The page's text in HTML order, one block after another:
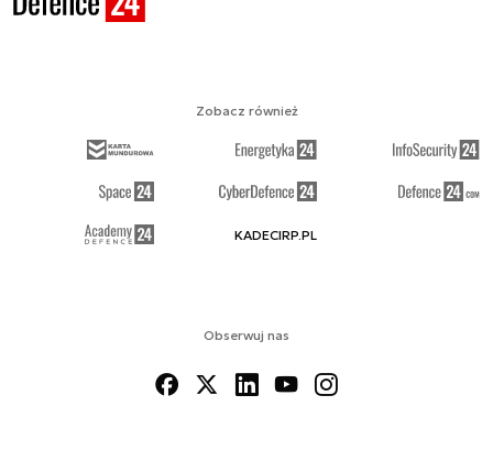
Obserwuj nas
Zobacz również
KADECIRP.PL